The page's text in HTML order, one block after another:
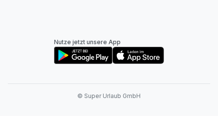
Nutze jetzt unsere App
© Super Urlaub GmbH